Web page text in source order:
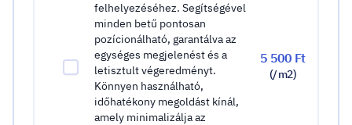
felhelyezéséhez. Segítségével
minden betű pontosan
pozícionálható, garantálva az
egységes megjelenést és a
letisztult végeredményt.
Könnyen használható,
időhatékony megoldást kínál,
amely minimalizálja az
5 500 Ft
(/ m2)